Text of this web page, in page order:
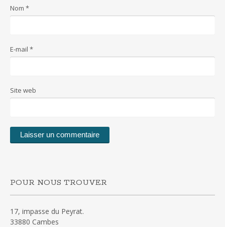
Nom *
E-mail *
Site web
POUR NOUS TROUVER
17, impasse du Peyrat.
33880 Cambes